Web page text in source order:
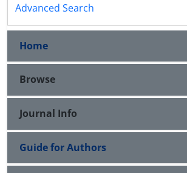
Advanced Search
Home
Browse
Journal Info
Guide for Authors